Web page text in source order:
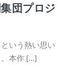
団プロジ
いう熱い思い
。本作 […]